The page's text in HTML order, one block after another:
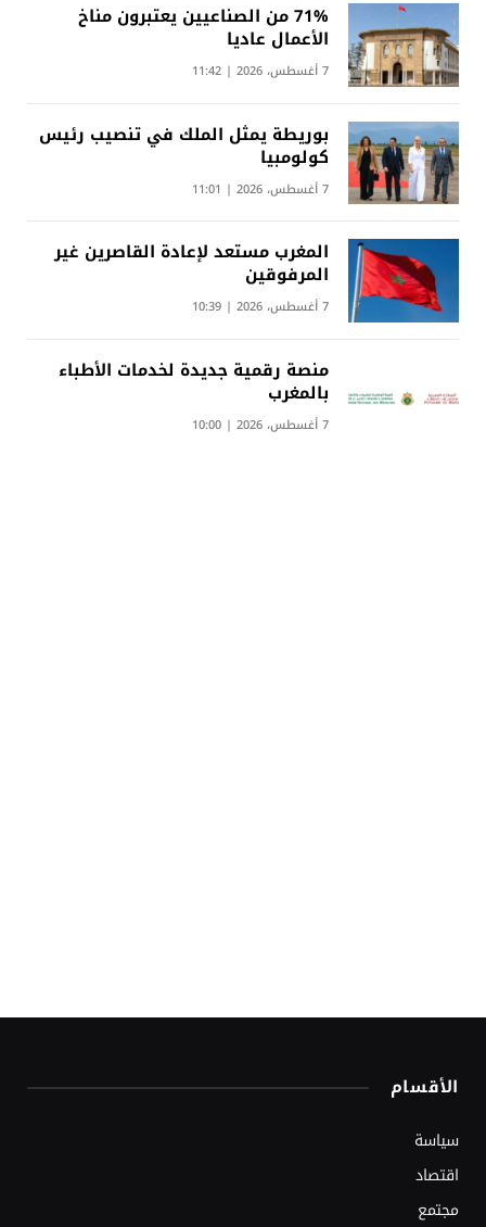
71% من الصناعيين يعتبرون مناخ
الأعمال عاديا
7 أغسطس، 2026 | 11:42
بوريطة يمثل الملك في تنصيب رئيس
كولومبيا
7 أغسطس، 2026 | 11:01
المغرب مستعد لإعادة القاصرين غير
المرفوقين
7 أغسطس، 2026 | 10:39
منصة رقمية جديدة لخدمات الأطباء
بالمغرب
7 أغسطس، 2026 | 10:00
الأقسام
سياسة
اقتصاد
مجتمع